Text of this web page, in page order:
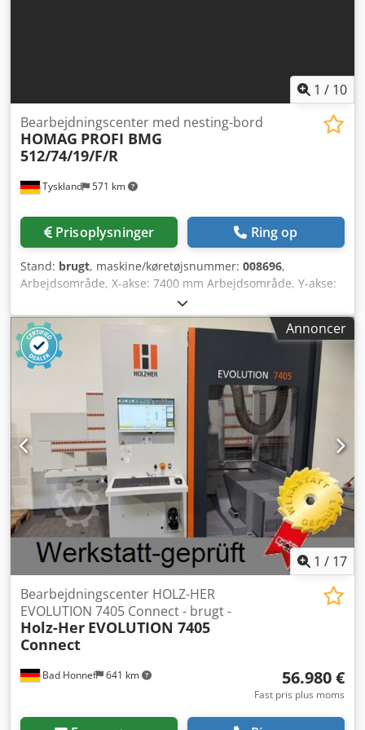
1 / 10
Tyskland 571 km
Bearbejdningscenter med nesting-bord
HOMAG PROFI BMG
512/74/19/F/R
Prisoplysninger Ring op
Stand: brugt, maskine/køretøjsnummer: 008696,
Arbejdsområde, X-akse: 7400 mm Arbejdsområde, Y-akse:
2250 mm Djdszrux Nopfx Am Ajck Arbejdsbord:
Nestingtisch (et bord designet til effektiv placering af
emner) Ydelse, hovedspindel: 15 kW Antal styrede akser: 5
akser Antal værktøjspladser: 30
Annoncer
1 / 17
Bad Honnef 641 km
Bearbejdningscenter HOLZ-HER
EVOLUTION 7405 Connect - brugt -
Holz-Her EVOLUTION 7405
Connect
56.980 €
Fast pris plus moms